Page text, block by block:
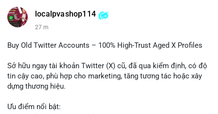
#vlikevn #titanbot
📰 Nguồn: Cointelegraph
localpvashop114
27 m
Buy Old Twitter Accounts – 100% High-Trust Aged X Profiles
Sở hữu ngay tài khoản Twitter (X) cũ, đã qua kiểm định, có độ
tin cậy cao, phù hợp cho marketing, tăng tương tác hoặc xây
dựng thương hiệu.
Ưu điểm nổi bật: